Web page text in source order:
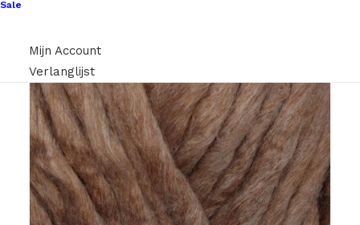
Sale
Mijn Account
Verlanglijst